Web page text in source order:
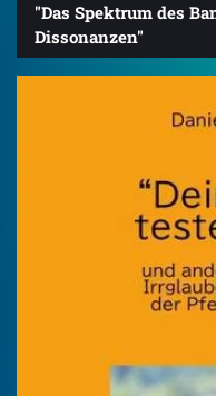
"Das Spektrum des
Dissonanzen"